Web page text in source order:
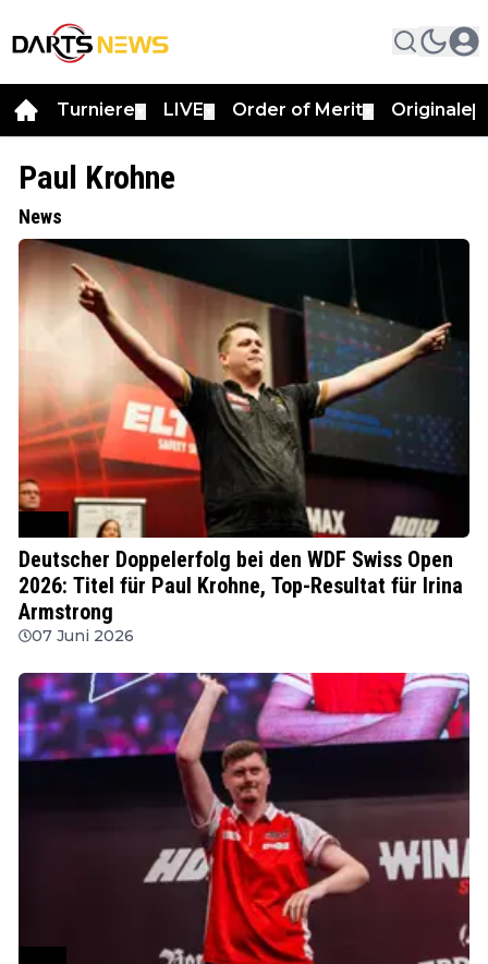
Turniere LIVE Order of Merit Originale
Paul Krohne
News
Deutscher Doppelerfolg bei den WDF Swiss Open
2026: Titel für Paul Krohne, Top-Resultat für Irina
Armstrong
07 Juni 2026